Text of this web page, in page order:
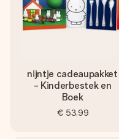
nijntje cadeaupakket
- Kinderbestek en
Boek
€ 53,99